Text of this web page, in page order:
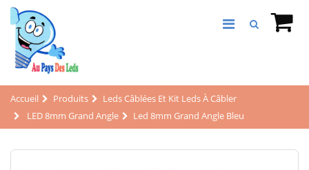
Accueil Produits
Leds Câblées Et Kit Leds À Câbler
LED 8mm Grand Angle
Led 8mm Grand Angle Bleu